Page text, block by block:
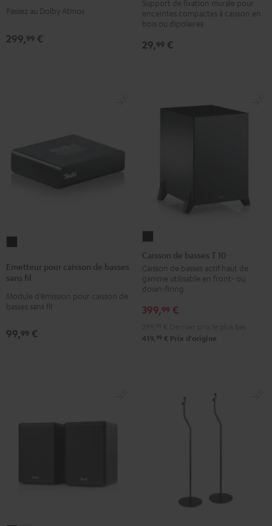
Passez au Dolby Atmos
299,99 €
murale
AC
SM
Support de fixation murale pour
enceintes compactes à caisson en
bois ou dipolaires
29,99 €
caisson
basses
fil
Emetteur pour caisson de basses
sans fil
Module d’émission pour caisson de
basses sans fil
99,99 €
basses
T
10
Noir
Caisson de basses T 10
Caisson de basses actif haut de
gamme utilisable en front- ou
down-firing
399,99 €
419, 99 € Prix d'origine